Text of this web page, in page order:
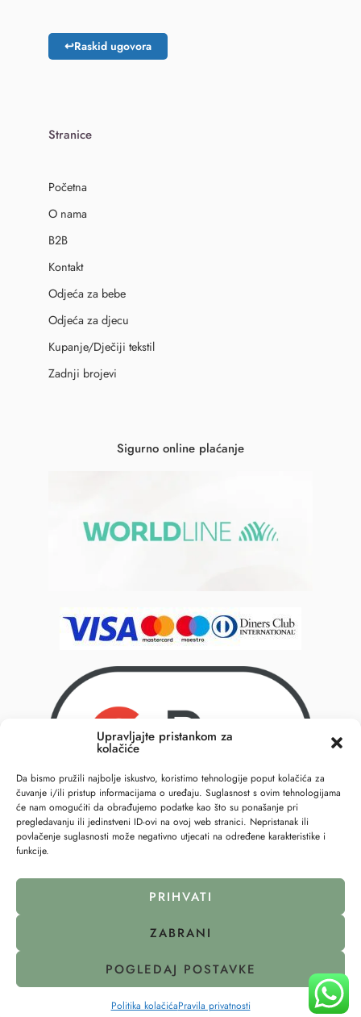
Upravljajte pristankom za
kolačiće
Da bismo pružili najbolje iskustvo, koristimo tehnologije poput kolačića za
čuvanje i/ili pristup informacijama o uređaju. Suglasnost s ovim tehnologijama
će nam omogućiti da obrađujemo podatke kao što su ponašanje pri
pregledavanju ili jedinstveni ID-ovi na ovoj web stranici. Nepristanak ili
povlačenje suglasnosti može negativno utjecati na određene karakteristike i
funkcije.
PRIHVATI
ZABRANI
POGLEDAJ POSTAVKE
Politika kolačićaPravila privatnosti
↩Raskid ugovora
Stranice
Početna
O nama
B2B
Kontakt
Odjeća za bebe
Odjeća za djecu
Kupanje/Dječiji tekstil
Zadnji brojevi
Sigurno online plaćanje
Raskid ugovora